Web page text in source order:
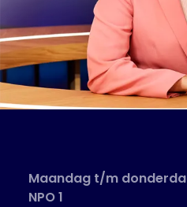
Maandag t/m
NPO 1